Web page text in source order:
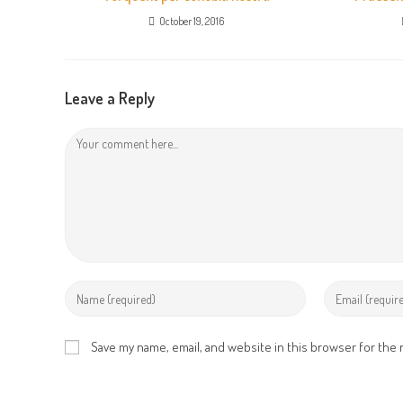
October 19, 2016
Leave a Reply
Comment
Enter
or
Enter
Save my name, email, and website in this browser for the